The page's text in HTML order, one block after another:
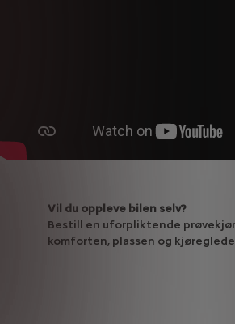
Vil du oppleve bilen selv?
Bestill en uforpliktende
komforten, plassen og